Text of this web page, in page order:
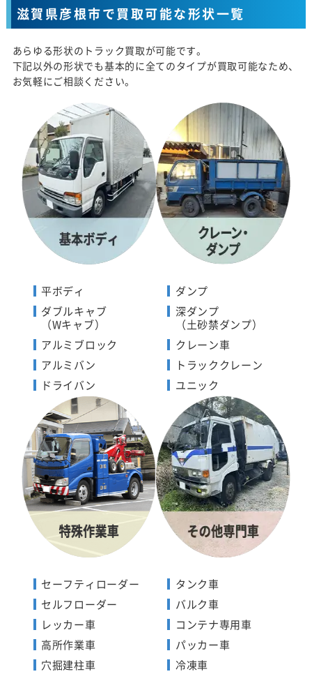
滋賀県彦根市で買取可能な形状一覧
あらゆる形状のトラック買取が可能です。
下記以外の形状でも基本的に全てのタイプが買取可能なため、
お気軽にご相談ください。
平ボディ
ダブルキャブ
（Wキャブ）
アルミブロック
アルミバン
ドライバン
ダンプ
深ダンプ
（土砂禁ダンプ）
クレーン車
トラッククレーン
ユニック
セーフティローダー
セルフローダー
レッカー車
高所作業車
穴掘建柱車
タンク車
バルク車
コンテナ専用車
パッカー車
冷凍車